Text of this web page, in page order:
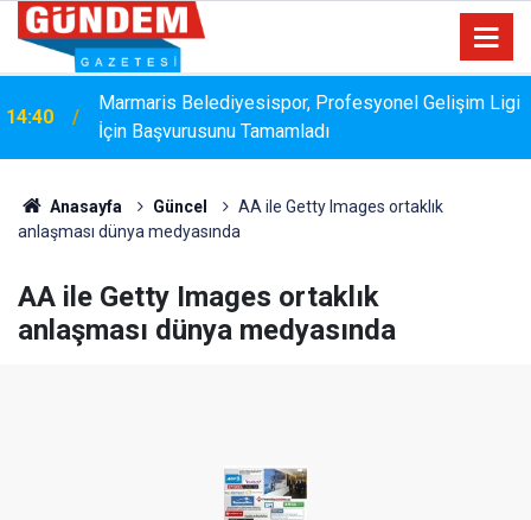
14:40
Marmaris Belediyesispor, Profesyonel Gelişim Ligi
İçin Başvurusunu Tamamladı
14:15
Bakanlık Veri Sunamadı: Metin Ergun'dan Turizm
Eleştirisi
Anasayfa Güncel
AA ile Getty Images ortaklık
anlaşması dünya medyasında
AA ile Getty Images ortaklık
anlaşması dünya medyasında